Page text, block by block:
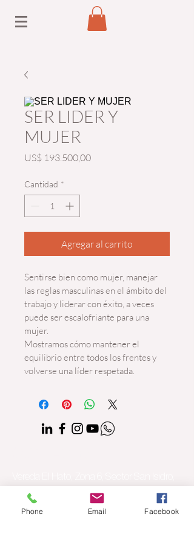
SER LIDER Y
MUJER
US$ 193.500,00Precio
Cantidad *
Agregar al carrito
Sentirse bien como mujer, manejar
las reglas masculinas en el ámbito del
trabajo y liderar con éxito, a veces
puede ser escalofriante para una
mujer.
Mostramos cómo mantener el
equilibrio entre todos los frentes y
volverse una líder respetada.
Finca El Mortiño, La Calera,
Cundinamarca,
Phone Email Facebook